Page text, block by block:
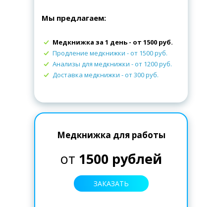
Мы предлагаем:
Медкнижка за 1 день - от 1500 руб.
Продление медкнижки - от 1500 руб.
Анализы для медкнижки - от 1200 руб.
Доставка медкнижки - от 300 руб.
Медкнижка для работы
от 1500 рублей
ЗАКАЗАТЬ